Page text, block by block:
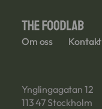
Om oss Kontakt
Ynglingagatan 12
113 47 Stockholm